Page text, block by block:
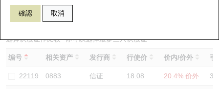
確認 取消
选择认股证作比较*你可以选择最多三只认股证
编号 相关资产 发行商 行使价 价内/价外 引
22119 0883 信证 18.08 20.4% 价外
认股证到期结算价查找
认股证分析仪
认股证速算机
正股牛熊证列表
新发行瑞银牛熊证
已收回牛熊证剩余价值
资金流
街货统计
三十大平均引伸波幅
国指成份股
科指成份股
相关资产沽空
认股证投资者教育
牛熊证投资者教育
认股证牛熊证常问问题